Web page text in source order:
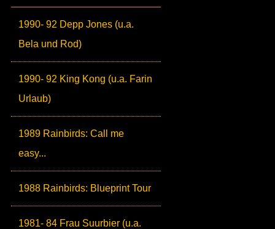
1990- 92 Depp Jones (u.a.
Bela und Rod)
1990- 92 King Kong (u.a. Farin
Urlaub)
1989 Rainbirds: Call me
easy...
1988 Rainbirds: Blueprint Tour
1981- 84 Frau Suurbier (u.a.